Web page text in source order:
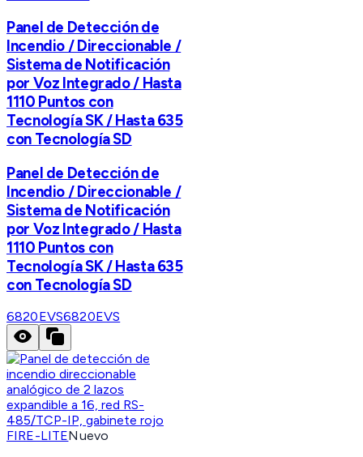
Panel de Detección de
Incendio / Direccionable /
Sistema de Notificación
por Voz Integrado / Hasta
1110 Puntos con
Tecnología SK / Hasta 635
con Tecnología SD
Panel de Detección de
Incendio / Direccionable /
Sistema de Notificación
por Voz Integrado / Hasta
1110 Puntos con
Tecnología SK / Hasta 635
con Tecnología SD
6820EVS6820EVS
FIRE-LITENuevo